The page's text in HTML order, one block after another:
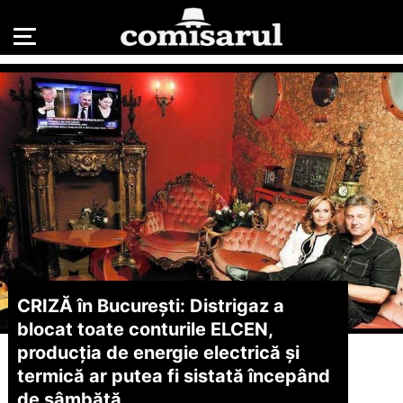
CRIZĂ în București: Distrigaz a
blocat toate conturile ELCEN,
producția de energie electrică și
termică ar putea fi sistată începând